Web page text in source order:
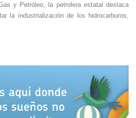
y Petróleo, la petrolera estatal destaca
la industrialización de los hidrocarburos,